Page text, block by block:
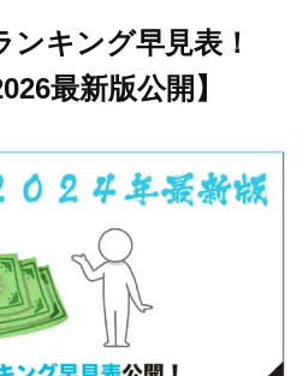
ンキング早見表！
最新版公開】